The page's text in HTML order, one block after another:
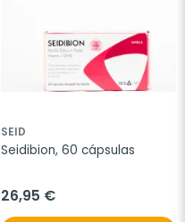
SEID
Seidibion, 60 cápsulas
26,95 €